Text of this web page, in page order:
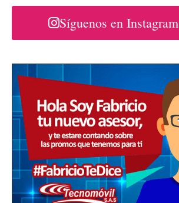
Síguenos en Instagram